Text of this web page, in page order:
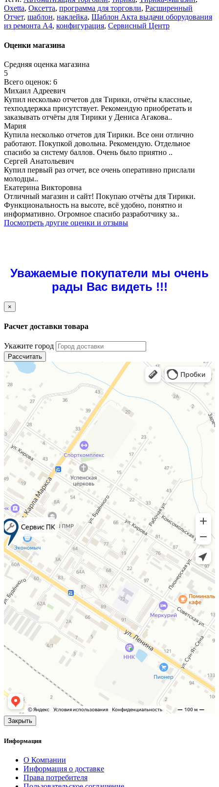
Oxetta, Оксетта, программа для торговли, Расширенный
Отчет, шаблон, наклейка, Шаблон Акта выдачи оборудования
из ремонта А4, конфигурация, Сервисный Центр
Оценки магазина
Средняя оценка магазина
5
Всего оценок: 6
Михаил Адреевич
Купил несколько отчетов для Тирики, отчёты классные,
техподдержка присутствует. Рекомендую приобретать и
заказывать отчёты для Тирики у Дениса Агакова..
Мария
Купила несколько отчетов для Тирики. Все они отлично
работают. Покупкой довольна. Рекомендую. Отдельное
спасибо за систему баллов. Очень было приятно ..
Сергей Анатольевич
Купил первый раз отчет, все очень оперативно прислали
молодцы..
Екатерина Викторовна
Отличный магазин и сайт! Покупаю отчёты для Тирики.
Функциональность на высоте, всё удобно, понятно и
информативно. Огромное спасибо разработчику за..
Посмотреть другие оценки и отзывы
Уважаемые покупатели мы очень
рады Вас видеть !!!
×
Расчет доставки товара
Укажите город
Рассчитать
Закрыть
Информация
О Компании
Информация о доставке
Права потребителя